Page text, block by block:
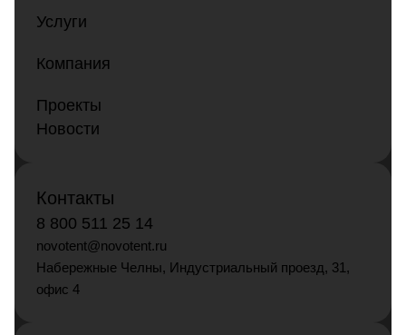
Услуги
Компания
Проекты
Новости
Контакты
8 800 511 25 14
novotent@novotent.ru
Набережные Челны, Индустриальный проезд, 31,
офис 4